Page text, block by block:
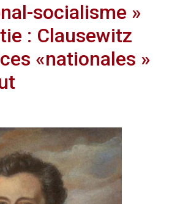
socialisme »
: Clausewitz
«nationales »